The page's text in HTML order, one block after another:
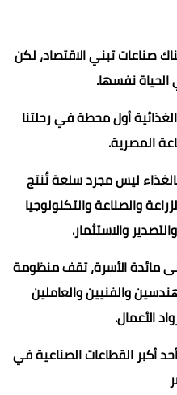
صناعات تبني الاقتصاد، لكن
نفسها.
أول محطة في رحلتنا
المصرية.
ليس مجرد سلعة تُنتج
والصناعة والتكنولوجيا
والاستثمار.
مائدة الأسرة، تقف منظومة
والفنيين والعاملين
الأعمال.
أكبر القطاعات الصناعية في